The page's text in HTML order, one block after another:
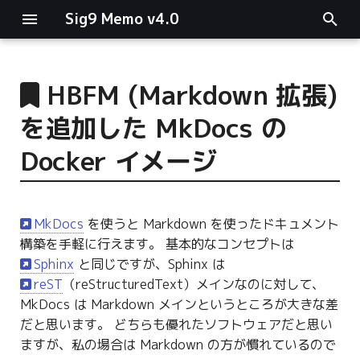
Sig9 Memo v4.0
main関数
リスト関連
ログ関連
条件分岐
型指定
HBFM (Markdown 拡張)
を追加した MkDocs の
Docker イメージ
MkDocs を使うと Markdown を使ったドキュメント
構築を手軽に行えます。 基本的なコンセプトは
Sphinx と同じですが、Sphinx は
reST （reStructuredText）メインなのに対して、
MkDocs は Markdown メインというところが大きな差
だと思います。 どちらも優れたソフトウェアだと思い
ますが、私の場合は Markdown の方が慣れているので